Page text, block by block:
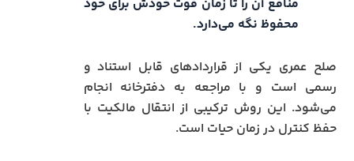
منافع آن را تا زمان فوت خودش برای خود
محفوظ نگه می‌دارد.
صلح عمری یکی از قراردادهای قابل استناد و
رسمی است و با مراجعه به دفترخانه انجام
می‌شود. این روش ترکیبی از انتقال مالکیت با
حفظ کنترل در زمان حیات است.